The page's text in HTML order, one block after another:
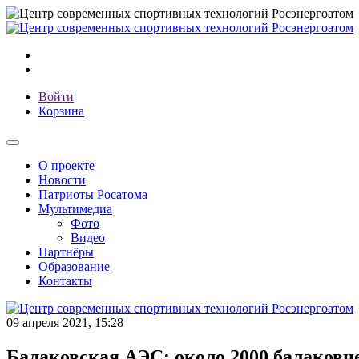
Войти
Корзина
О проекте
Новости
Патриоты Росатома
Мультимедиа
Фото
Видео
Партнёры
Образование
Контакты
09 апреля 2021, 15:28